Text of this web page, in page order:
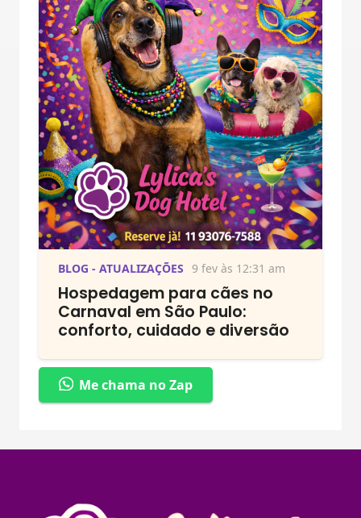
BLOG - ATUALIZAÇÕES 9 fev às 12:31 am
Hospedagem para cães no
Carnaval em São Paulo:
conforto, cuidado e diversão
Me chama no Zap